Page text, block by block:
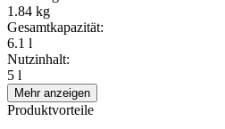
1.84 kg
Gesamtkapazität:
6.1 l
Nutzinhalt:
5 l
Mehr anzeigen
Produktvorteile